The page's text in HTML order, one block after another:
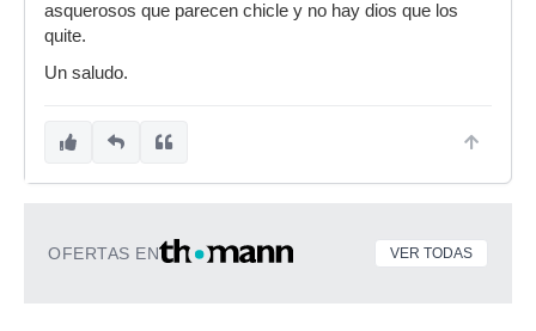
asquerosos que parecen chicle y no hay dios que los
quite.
Un saludo.
OFERTAS EN VER TODAS